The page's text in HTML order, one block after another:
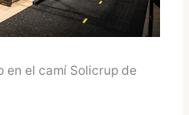
el camí Solicrup de